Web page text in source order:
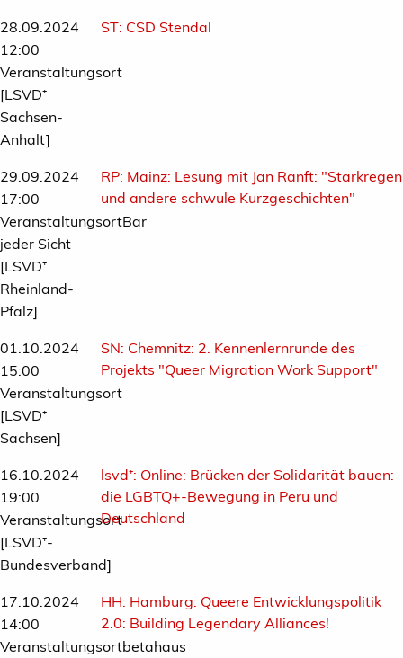
28.09.2024
12:00
Veranstaltungsort
[LSVD⁺
Sachsen-
Anhalt]
ST: CSD Stendal
29.09.2024
17:00
VeranstaltungsortBar
jeder Sicht
[LSVD⁺
Rheinland-
Pfalz]
RP: Mainz: Lesung mit Jan Ranft: "Starkregen
und andere schwule Kurzgeschichten"
01.10.2024
15:00
Veranstaltungsort
[LSVD⁺
Sachsen]
SN: Chemnitz: 2. Kennenlernrunde des
Projekts "Queer Migration Work Support"
16.10.2024
19:00
Veranstaltungsort
[LSVD⁺-
Bundesverband]
lsvd⁺: Online: Brücken der Solidarität bauen:
die LGBTQ+-Bewegung in Peru und
Deutschland
17.10.2024
14:00
Veranstaltungsortbetahaus
HH: Hamburg: Queere Entwicklungspolitik
2.0: Building Legendary Alliances!